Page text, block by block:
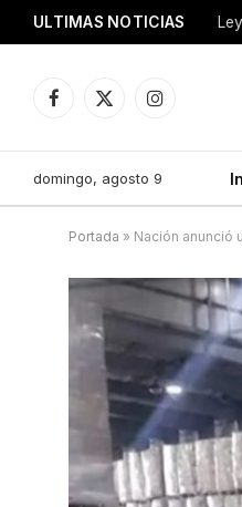
ULTIMAS NOTICIAS
Facebook
X
Instagram
domingo, agosto 9
Portada » Nación anunció